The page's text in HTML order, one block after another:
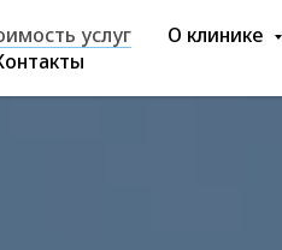
услуг
О клинике